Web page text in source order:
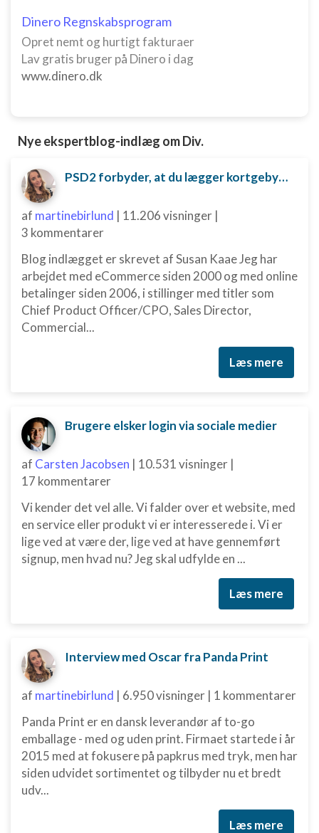
Dinero Regnskabsprogram
Opret nemt og hurtigt fakturaer
Lav gratis bruger på Dinero i dag
www.dinero.dk
Nye ekspertblog-indlæg om Div.
PSD2 forbyder, at du lægger kortgebyret ud til dine kunder fra 1. januar 2018
af martinebirlund | 11.206 visninger |
3 kommentarer
Blog indlægget er skrevet af Susan Kaae Jeg har
arbejdet med eCommerce siden 2000 og med online
betalinger siden 2006, i stillinger med titler som
Chief Product Officer/CPO, Sales Director,
Commercial...
Læs mere
Brugere elsker login via sociale medier
af Carsten Jacobsen | 10.531 visninger |
17 kommentarer
Vi kender det vel alle. Vi falder over et website, med
en service eller produkt vi er interesserede i. Vi er
lige ved at være der, lige ved at have gennemført
signup, men hvad nu? Jeg skal udfylde en ...
Læs mere
Interview med Oscar fra Panda Print
af martinebirlund | 6.950 visninger | 1 kommentarer
Panda Print er en dansk leverandør af to-go
emballage - med og uden print. Firmaet startede i år
2015 med at fokusere på papkrus med tryk, men har
siden udvidet sortimentet og tilbyder nu et bredt
udv...
Læs mere